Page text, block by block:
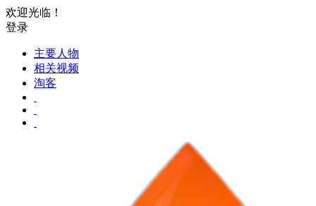
欢迎光临！
登录
主要人物
相关视频
淘客